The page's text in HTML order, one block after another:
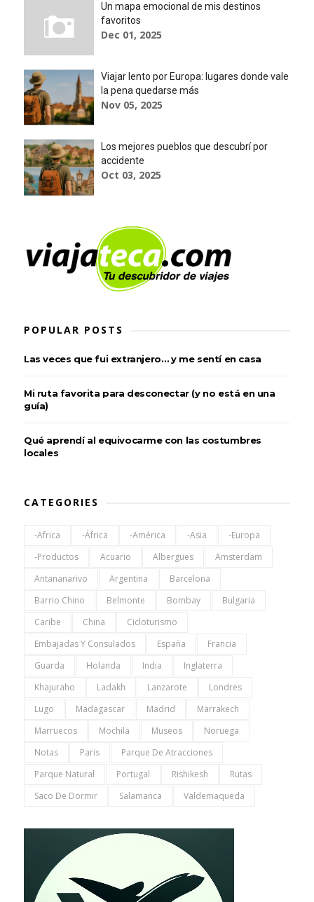
Un mapa emocional de mis destinos
favoritos
Dec 01, 2025
Viajar lento por Europa: lugares donde vale
la pena quedarse más
Nov 05, 2025
Los mejores pueblos que descubrí por
accidente
Oct 03, 2025
POPULAR POSTS
Las veces que fui extranjero… y me sentí en casa
Mi ruta favorita para desconectar (y no está en una
guía)
Qué aprendí al equivocarme con las costumbres
locales
CATEGORIES
-Africa -África -América -Asia
-Europa
-Productos
Acuario Albergues
Amsterdam
Antananarivo
Argentina
Barcelona
Barrio Chino
Belmonte Bombay
Bulgaria
Caribe
China
Cicloturismo
Embajadas Y Consulados
España
Francia
Guarda
Holanda India
Inglaterra
Khajuraho
Ladakh Lanzarote
Londres
Lugo
Madagascar Madrid
Marrakech
Marruecos
Mochila Museos
Noruega
Notas
Paris
Parque De Atracciones
Parque Natural
Portugal Rishikesh
Rutas
Saco De Dormir
Salamanca Valdemaqueda